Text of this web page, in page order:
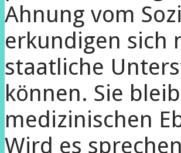
Ahnung vom
erkundigen sich
staatliche
können. Sie
medizinischen
Wird es